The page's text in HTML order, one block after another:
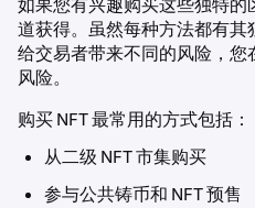
如果您有兴趣购买这些独特
道获得。虽然每种方法都有
给交易者带来不同的风险，
风险。
购买 NFT 最常用的方式包括：
从二级 NFT 市集购买
参与公共铸币和 NFT 预售